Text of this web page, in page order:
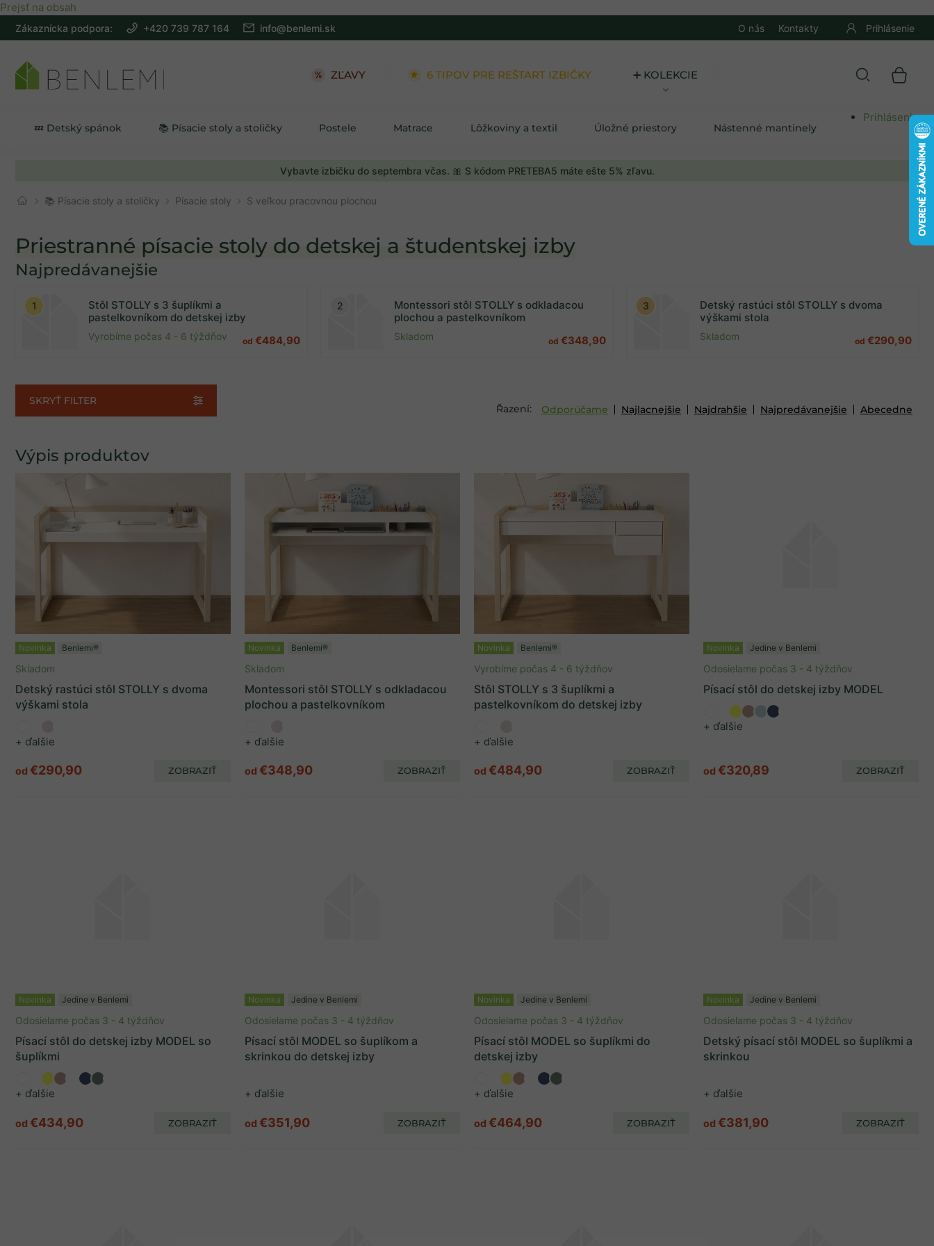
Prejsť na obsah
Vybavte izbičku do septembra včas. 🎀 S kódom PRETEBA5 máte ešte 5% zľavu.
Zákaznícka podpora: +420 739 787 164 info@benlemi.sk O nás Kontakty Prihlásenie
ZĽAVY 6 TIPOV PRE REŠTART IZBIČKY ➕ KOLEKCIE
💤 Detský spánok 📚 Písacie stoly a stoličky Postele Matrace Lôžkoviny a textil Úložné priestory Nástenné mantinely
Prihlásenie
📚 Písacie stoly a stoličky Písacie stoly S veľkou pracovnou plochou
Na sklade
Prírodná 1 Biela 11
Ružová
Zelená
Drevo 12
Vlastnosti produktov
So šuplíkom
Rastúci 1
Úroveň kvality
Exclusive
Premium
Priestranné písacie stoly do detskej a študentskej izby
Najpredávanejšie
Stôl STOLLY s 3 šuplíkmi a
pastelkovníkom do detskej izby
Vyrobíme počas 4 - 6 týždňov od €484,90
Montessori stôl STOLLY s odkladacou
plochou a pastelkovníkom
Skladom od €348,90
Detský rastúci stôl STOLLY s dvoma
výškami stola
Skladom od €290,90
SKRYŤ FILTER
Odporúčame Najlacnejšie Najdrahšie Najpredávanejšie Abecedne
Výpis produktov
Novinka Benlemi®
Detský rastúci stôl STOLLY s dvoma
výškami stola
+ ďalšie
Skladom
od €290,90 ZOBRAZIŤ
Novinka Benlemi®
Montessori stôl STOLLY s odkladacou
plochou a pastelkovníkom
+ ďalšie
Skladom
od €348,90 ZOBRAZIŤ
Novinka Benlemi®
Stôl STOLLY s 3 šuplíkmi a
pastelkovníkom do detskej izby
+ ďalšie
Vyrobíme počas 4 - 6 týždňov
od €484,90 ZOBRAZIŤ
Novinka Jedine v Benlemi
Písací stôl do detskej izby MODEL
+ ďalšie
Odosielame počas 3 - 4 týždňov
od €320,89 ZOBRAZIŤ
Novinka Jedine v Benlemi
Písací stôl do detskej izby MODEL so
šuplíkmi
+ ďalšie
Odosielame počas 3 - 4 týždňov
od €434,90 ZOBRAZIŤ
Novinka Jedine v Benlemi
Písací stôl MODEL so šuplíkom a
skrinkou do detskej izby
+ ďalšie
Odosielame počas 3 - 4 týždňov
od €351,90 ZOBRAZIŤ
Novinka Jedine v Benlemi
Písací stôl MODEL so šuplíkmi do
detskej izby
+ ďalšie
Odosielame počas 3 - 4 týždňov
od €464,90 ZOBRAZIŤ
Novinka Jedine v Benlemi
Detský písací stôl MODEL so šuplíkmi a
skrinkou
+ ďalšie
Odosielame počas 3 - 4 týždňov
od €381,90 ZOBRAZIŤ